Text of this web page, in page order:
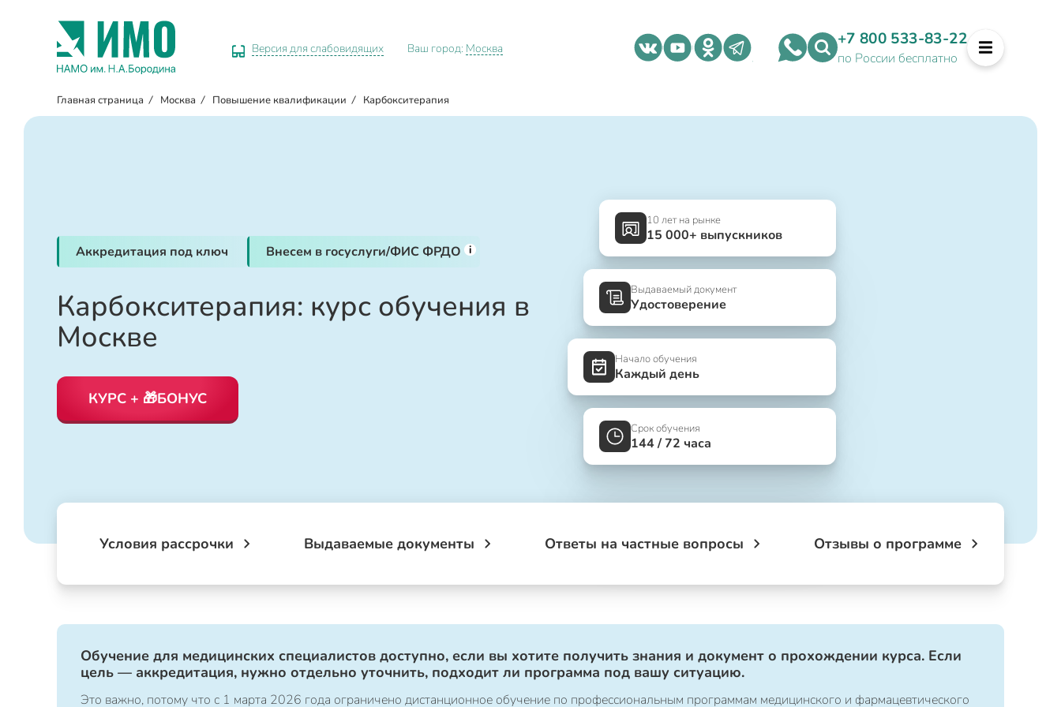
Версия для слабовидящих Ваш город: Москва +7 800 533-83-22
по России бесплатно
Главная страница / Москва / Повышение квалификации / Карбокситерапия
Аккредитация под ключ Внесем в госуслуги/ФИС ФРДО i
Карбокситерапия: курс обучения в
Москве
КУРС + 🎁БОНУС
10 лет на рынке
15 000+ выпускников
Выдаваемый документ
Удостоверение
Начало обучения
Каждый день
Срок обучения
144 / 72 часа
Условия рассрочки Выдаваемые документы Ответы на частные вопросы Отзывы о программе
Обучение для медицинских специалистов доступно, если вы хотите получить знания и документ о прохождении курса. Если
цель — аккредитация, нужно отдельно уточнить, подходит ли программа под вашу ситуацию.
Это важно, потому что с 1 марта 2026 года ограничено дистанционное обучение по профессиональным программам медицинского и фармацевтического